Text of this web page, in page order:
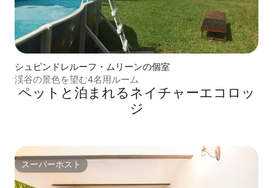
シュピンドレルーフ・ムリーンの個室
渓谷の景色を望む4名用ルーム
ペットと泊まれるネイチャーエコロッ
ジ
スーパーホスト
スーパーホスト